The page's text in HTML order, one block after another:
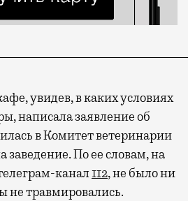
увидев, в каких условиях
написала заявление об
в Комитет ветеринарии
По ее словам, на
канал112, не было ни
не травмировались.